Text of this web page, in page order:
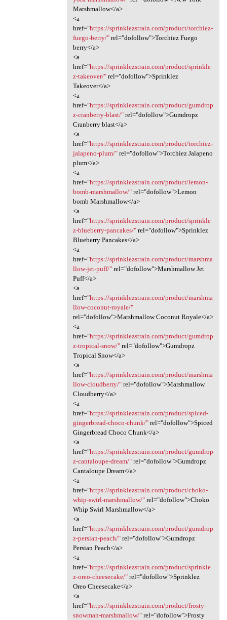
Marshmallow</a>
<a
href="https://sprinklezstrain.com/product/torchiez-
fuego-berry/"rel="dofollow">Torchiez Fuego
berry</a>
<a
href="https://sprinklezstrain.com/product/sprinkle
z-takeover/"rel="dofollow">Sprinklez
Takeover</a>
<a
href="https://sprinklezstrain.com/product/gumdrop
z-cranberry-blast/"rel="dofollow">Gumdropz
Cranberry blast</a>
<a
href="https://sprinklezstrain.com/product/torchiez-
jalapeno-plum/"rel="dofollow">Torchiez Jalapeno
plum</a>
<a
href="https://sprinklezstrain.com/product/lemon-
bomb-marshmallow/"rel="dofollow">Lemon
bomb Marshmallow</a>
<a
href="https://sprinklezstrain.com/product/sprinkle
z-blueberry-pancakes/"rel="dofollow">Sprinklez
Blueberry Pancakes</a>
<a
href="https://sprinklezstrain.com/product/marshma
llow-jet-puff/"rel="dofollow">Marshmallow Jet
Puff</a>
<a
href="https://sprinklezstrain.com/product/marshma
llow-coconut-royale/"
rel="dofollow">Marshmallow Coconut Royale</a>
<a
href="https://sprinklezstrain.com/product/gumdrop
z-tropical-snow/"rel="dofollow">Gumdropz
Tropical Snow</a>
<a
href="https://sprinklezstrain.com/product/marshma
llow-cloudberry/"rel="dofollow">Marshmallow
Cloudberry</a>
<a
href="https://sprinklezstrain.com/product/spiced-
gingerbread-choco-chunk/"rel="dofollow">Spiced
Gingerbread Choco Chunk</a>
<a
href="https://sprinklezstrain.com/product/gumdrop
z-cantaloupe-dream/"rel="dofollow">Gumdropz
Cantaloupe Dream</a>
<a
href="https://sprinklezstrain.com/product/choko-
whip-swirl-marshmallow/"rel="dofollow">Choko
Whip Swirl Marshmallow</a>
<a
href="https://sprinklezstrain.com/product/gumdrop
z-persian-peach/"rel="dofollow">Gumdropz
Persian Peach</a>
<a
href="https://sprinklezstrain.com/product/sprinkle
z-oreo-cheesecake/"rel="dofollow">Sprinklez
Oreo Cheesecake</a>
<a
href="https://sprinklezstrain.com/product/frosty-
snowman-marshmallow/"rel="dofollow">Frosty